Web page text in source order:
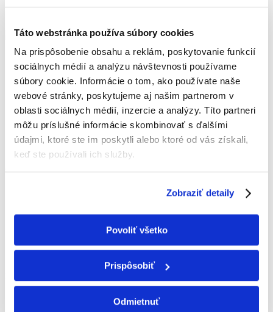
Táto webstránka používa súbory cookies
Na prispôsobenie obsahu a reklám, poskytovanie funkcií
sociálnych médií a analýzu návštevnosti používame
súbory cookie. Informácie o tom, ako používate naše
webové stránky, poskytujeme aj našim partnerom v
oblasti sociálnych médií, inzercie a analýzy. Títo partneri
môžu príslušné informácie skombinovať s ďalšími
údajmi, ktoré ste im poskytli alebo ktoré od vás získali,
keď ste používali ich služby.
Zobraziť detaily
Povoliť všetko
Prispôsobiť
Odmietnuť
IČO: 52 407 861
IČ DPH: SK2121013532
+421 907 154 850
office@hvpartners.sk
Hurbanova 3057/57C,
90501 Senica
Slovensko
Poskytujeme služby v oblasti klimatizácie,
Západného Slovenska s primárnym pôsobením
na Záhorí.